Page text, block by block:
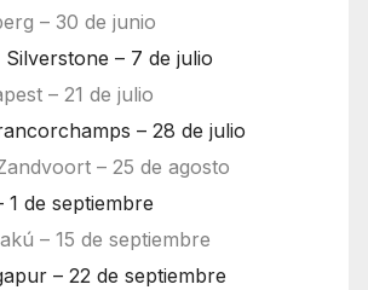
– 30 de junio
– 7 de julio
– 21 de julio
– 28 de julio
– 25 de agosto
1 de septiembre
– 15 de septiembre
– 22 de septiembre